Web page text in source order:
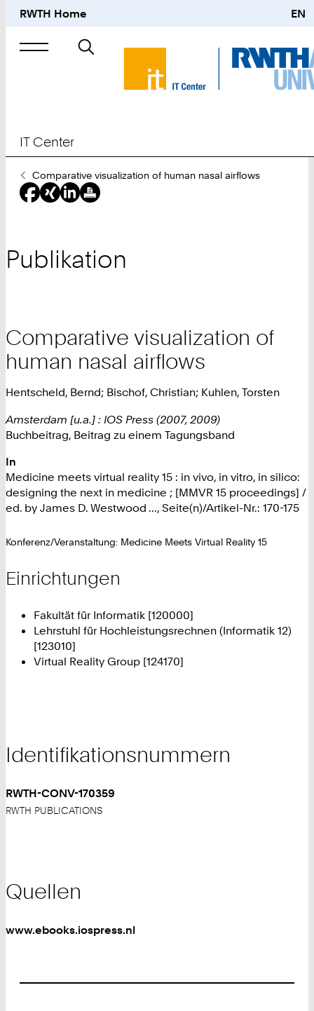
RWTH Home EN
Suche
nach
IT Center
Sie
sind
hier:
Comparative visualization of human nasal airflows
Publikation
Comparative visualization of
human nasal airflows
Hentscheld, Bernd; Bischof, Christian; Kuhlen, Torsten
Amsterdam [u.a.] : IOS Press (2007, 2009)
Buchbeitrag, Beitrag zu einem Tagungsband
In
Medicine meets virtual reality 15 : in vivo, in vitro, in silico:
designing the next in medicine ; [MMVR 15 proceedings] /
ed. by James D. Westwood ..., Seite(n)/Artikel-Nr.: 170-175
Konferenz/Veranstaltung: Medicine Meets Virtual Reality 15
Einrichtungen
Fakultät für Informatik [120000]
Lehrstuhl für Hochleistungsrechnen (Informatik 12)
[123010]
Virtual Reality Group [124170]
Identifikationsnummern
RWTH-CONV-170359
RWTH PUBLICATIONS
Quellen
www.ebooks.iospress.nl